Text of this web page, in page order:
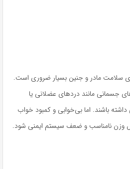
سلامت مادر و جنین بسیار ضروری است.
جسمانی مانند دردهای عضلانی یا
باشند. اما بی‌خوابی و کمبود خواب
وزن نامناسب و ضعف سیستم ایمنی شود.